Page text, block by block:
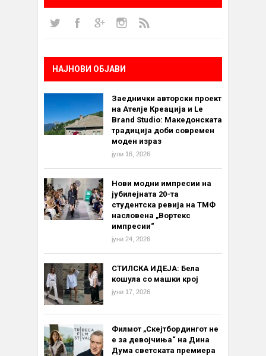
НАЈНОВИ ОБЈАВИ
Заеднички авторски проект
на Ателје Креација и Le
Brand Studio: Македонската
традиција доби современ
моден израз
јули 16, 2026
Нови модни импресии на
јубилејната 20-та
студентска ревија на ТМФ
насловена „Вортекс
импресии“
јуни 24, 2026
СТИЛСКА ИДЕЈА: Бела
кошула со машки крој
јуни 17, 2026
Филмот „Скејтбордингот не
е за девојчиња“ на Дина
Дума светската премиера